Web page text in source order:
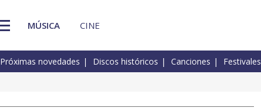
MÚSICA CINE
Próximas novedades Discos históricos Canciones Festivales